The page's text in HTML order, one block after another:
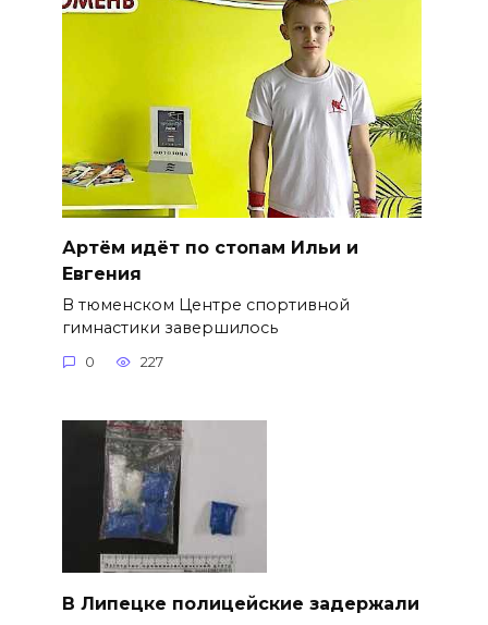
Артём идёт по стопам Ильи и
Евгения
В тюменском Центре спортивной
гимнастики завершилось
0 227
В Липецке полицейские задержали